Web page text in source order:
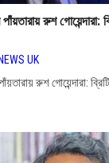
রুশ গোয়েন্দারা:
UK
রুশ গোয়েন্দারা: